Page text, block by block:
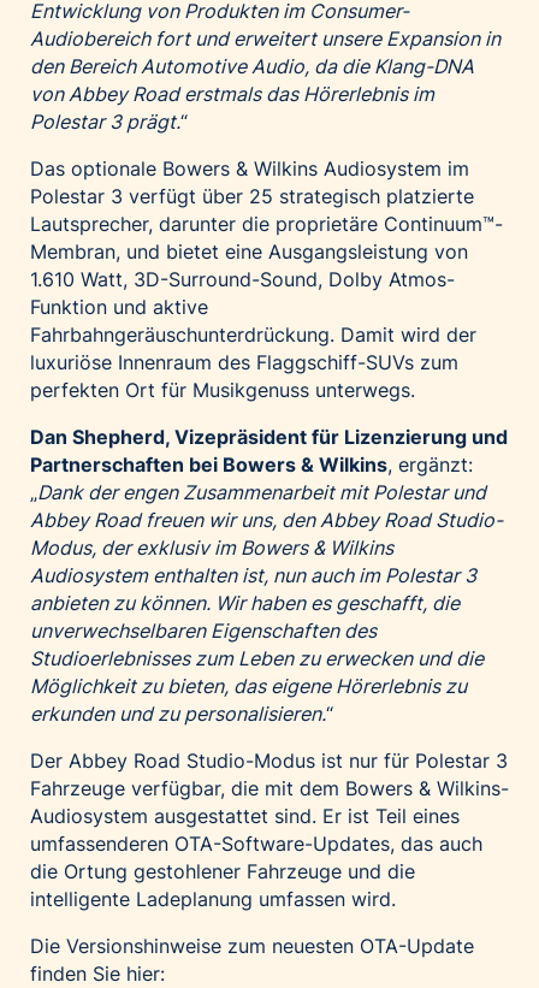
Entwicklung von Produkten im Consumer-
Audiobereich fort und erweitert unsere Expansion in
den Bereich Automotive Audio, da die Klang-DNA
von Abbey Road erstmals das Hörerlebnis im
Polestar 3 prägt.“
Das optionale Bowers & Wilkins Audiosystem im
Polestar 3 verfügt über 25 strategisch platzierte
Lautsprecher, darunter die proprietäre Continuum™-
Membran, und bietet eine Ausgangsleistung von
1.610 Watt, 3D-Surround-Sound, Dolby Atmos-
Funktion und aktive
Fahrbahngeräuschunterdrückung. Damit wird der
luxuriöse Innenraum des Flaggschiff-SUVs zum
perfekten Ort für Musikgenuss unterwegs.
Dan Shepherd, Vizepräsident für Lizenzierung und
Partnerschaften bei Bowers & Wilkins, ergänzt:
„Dank der engen Zusammenarbeit mit Polestar und
Abbey Road freuen wir uns, den Abbey Road Studio-
Modus, der exklusiv im Bowers & Wilkins
Audiosystem enthalten ist, nun auch im Polestar 3
anbieten zu können. Wir haben es geschafft, die
unverwechselbaren Eigenschaften des
Studioerlebnisses zum Leben zu erwecken und die
Möglichkeit zu bieten, das eigene Hörerlebnis zu
erkunden und zu personalisieren.“
Der Abbey Road Studio-Modus ist nur für Polestar 3
Fahrzeuge verfügbar, die mit dem Bowers & Wilkins-
Audiosystem ausgestattet sind. Er ist Teil eines
umfassenderen OTA-Software-Updates, das auch
die Ortung gestohlener Fahrzeuge und die
intelligente Ladeplanung umfassen wird.
Die Versionshinweise zum neuesten OTA-Update
finden Sie hier: